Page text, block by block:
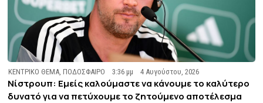
ΚΕΝΤΡΙΚΟ ΘΕΜΑ ,ΠΟΔΟΣΦΑΙΡΟ 3:36 μμ 4 Αυγούστου, 2026
Νίστρουπ: Εμείς καλούμαστε να κάνουμε το καλύτερο
δυνατό για να πετύχουμε το ζητούμενο αποτέλεσμα